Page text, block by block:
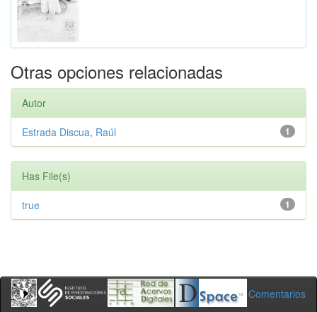
Otras opciones relacionadas
Autor
1
Estrada Discua, Raúl
Has File(s)
1
true
Comentarios